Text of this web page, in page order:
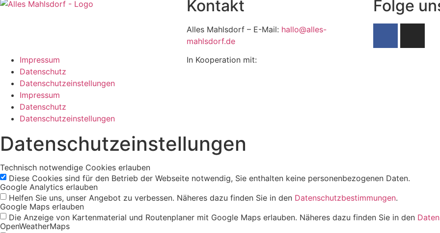
Kontakt
Alles Mahlsdorf – E-Mail: hallo@alles-
mahlsdorf.de
Folge
Impressum
Datenschutz
Datenschutzeinstellungen
Impressum
Datenschutz
Datenschutzeinstellungen
In Kooperation mit:
Datenschutzeinstellungen
Technisch notwendige Cookies erlauben
Diese Cookies sind für den Betrieb der Webseite notwendig, Sie enthalten keine personenbezogenen Daten.
Google Analytics erlauben
Helfen Sie uns, unser Angebot zu verbessen. Näheres dazu finden Sie in den Datenschutzbestimmungen.
Google Maps erlauben
Die Anzeige von Kartenmaterial und Routenplaner mit Google Maps erlauben. Näheres dazu finden Sie in den
OpenWeatherMaps